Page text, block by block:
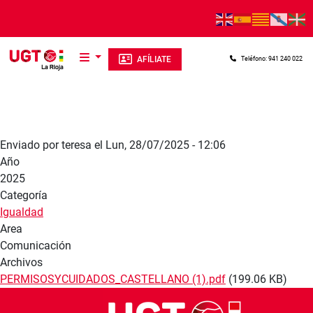
AFÍLIATE Teléfono: 941 240 022
Enviado porteresa el Lun, 28/07/2025 - 12:06
Año
2025
Categoría
Igualdad
Area
Comunicación
Archivos
PERMISOSYCUIDADOS_CASTELLANO (1).pdf (199.06 KB)